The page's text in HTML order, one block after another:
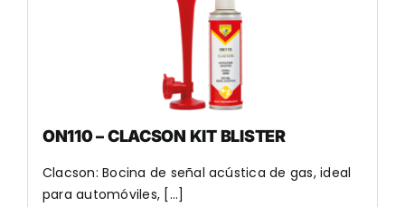
ON110 – CLACSON KIT BLISTER
Clacson: Bocina de señal acústica de gas, ideal
para automóviles, [...]